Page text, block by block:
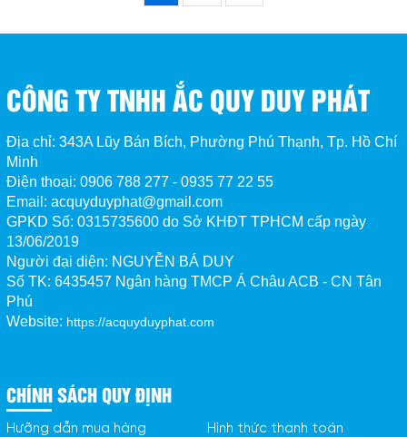
CÔNG TY TNHH ẮC QUY DUY PHÁT
Địa chỉ: 343A Lũy Bán Bích, Phường Phú Thạnh, Tp. Hồ Chí
Minh
Điện thoại: 0906 788 277 - 0935 77 22 55
Email: acquyduyphat@gmail.com
GPKD Số: 0315735600 do Sở KHĐT TPHCM cấp ngày
13/06/2019
Người đại diện: NGUYỄN BÁ DUY
Số TK: 6435457 Ngân hàng TMCP Á Châu ACB - CN Tân
Phú
Website: https://acquyduyphat.com
CHÍNH SÁCH QUY ĐỊNH
Hưỡng dẫn mua hàng
Hình thức thanh toán